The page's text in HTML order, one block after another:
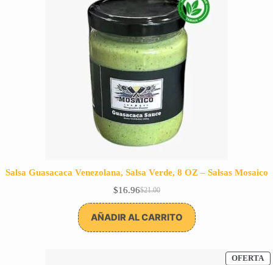
Salsa Guasacaca Venezolana, Salsa Verde, 8 OZ – Salsas Mosaico
$21.00
El
precio
original
$21.00.
$16.96El
precio
actual
$16.96.
AÑADIR AL CARRITO
OFERTA